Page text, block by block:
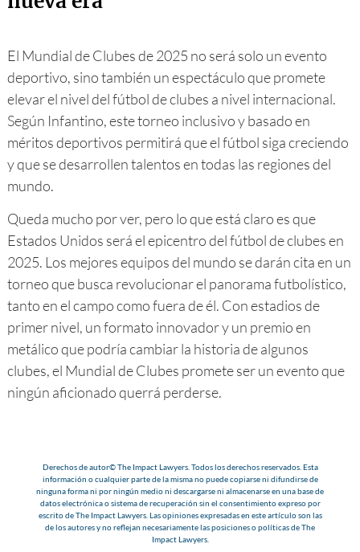
El Mundial de Clubes de 2025 no será solo un evento
deportivo, sino también un espectáculo que promete
elevar el nivel del fútbol de clubes a nivel internacional.
Según Infantino, este torneo inclusivo y basado en
méritos deportivos permitirá que el fútbol siga creciendo
y que se desarrollen talentos en todas las regiones del
mundo.
Queda mucho por ver, pero lo que está claro es que
Estados Unidos será el epicentro del fútbol de clubes en
2025. Los mejores equipos del mundo se darán cita en un
torneo que busca revolucionar el panorama futbolístico,
tanto en el campo como fuera de él. Con estadios de
primer nivel, un formato innovador y un premio en
metálico que podría cambiar la historia de algunos
clubes, el Mundial de Clubes promete ser un evento que
ningún aficionado querrá perderse.
Derechos de autor© The Impact Lawyers. Todos los derechos reservados. Esta
información o cualquier parte de la misma no puede copiarse ni difundirse de
ninguna forma ni por ningún medio ni descargarse ni almacenarse en una base de
datos electrónica o sistema de recuperación sin el consentimiento expreso por
escrito de The Impact Lawyers. Las opiniones expresadas en este artículo son las
de los autores y no reflejan necesariamente las posiciones o políticas de The
Impact Lawyers.